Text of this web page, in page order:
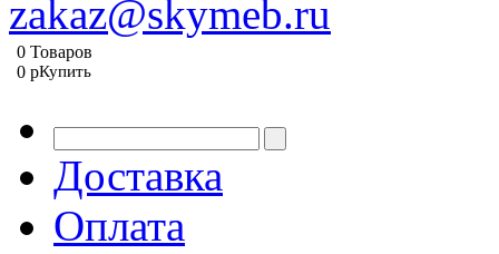
zakaz@skymeb.ru
0 Товаров
0 pКупить
Доставка
Оплата